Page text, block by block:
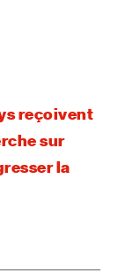
reçoivent
sur
la